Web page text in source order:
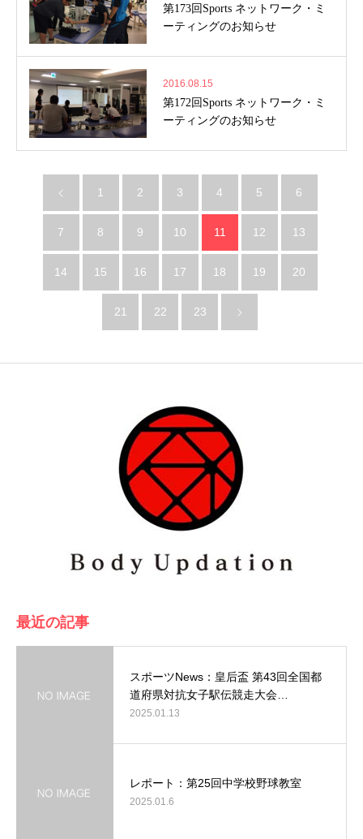
第173回Sports ネットワーク・ミ
ーティングのお知らせ
2016.08.15
第172回Sports ネットワーク・ミ
ーティングのお知らせ
1 2 3 4 5 6
7 8 9 10 11 12 13
14 15 16 17 18 19 20
21 22 23
最近の記事
スポーツNews：皇后盃 第43回全国都
道府県対抗女子駅伝競走大会…
2025.01.13
レポート：第25回中学校野球教室
2025.01.6